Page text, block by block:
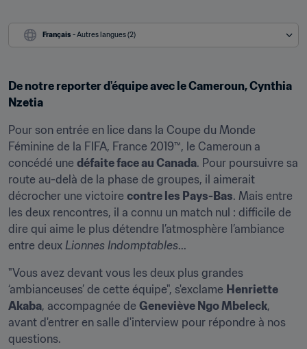
Français - Autres langues (2)
De notre reporter d'équipe avec le Cameroun, Cynthia
Nzetia
Pour son entrée en lice dans la Coupe du Monde
Féminine de la FIFA, France 2019™, le Cameroun a
concédé une défaite face au Canada. Pour poursuivre sa
route au-delà de la phase de groupes, il aimerait
décrocher une victoire contre les Pays-Bas. Mais entre
les deux rencontres, il a connu un match nul : difficile de
dire qui aime le plus détendre l’atmosphère l’ambiance
entre deux Lionnes Indomptables...
"Vous avez devant vous les deux plus grandes
‘ambianceuses’ de cette équipe", s'exclame Henriette
Akaba, accompagnée de Geneviève Ngo Mbeleck,
avant d'entrer en salle d'interview pour répondre à nos
questions.